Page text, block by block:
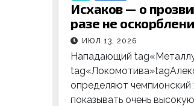
Исхаков — о
разе не
ИЮЛ 13, 2026
Нападающий
определяют чемпионский
показывать очень